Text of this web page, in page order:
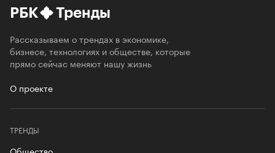
РБК Тренды
Рассказываем о трендах в экономике,
бизнесе, технологиях и обществе, которые
прямо сейчас меняют нашу жизнь
О проекте
ТРЕНДЫ